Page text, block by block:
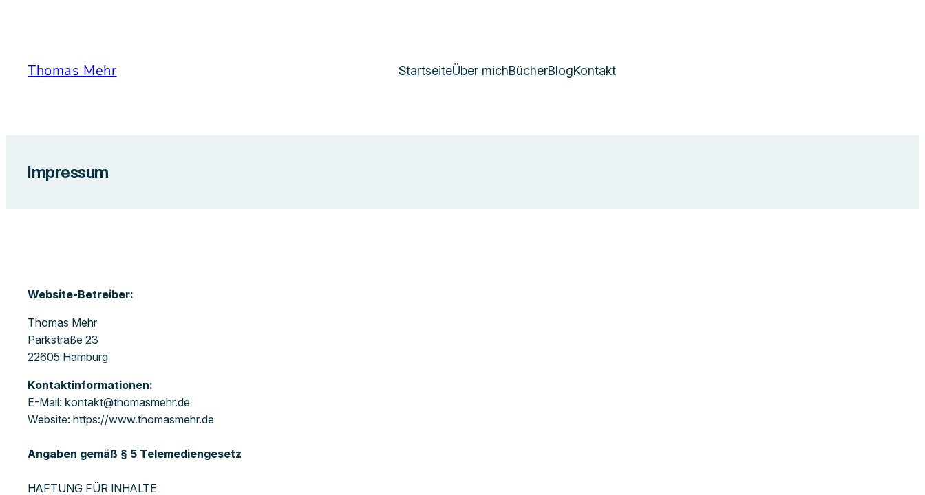
Thomas Mehr StartseiteÜber michBücherBlogKontakt
Impressum
Website-Betreiber:
Thomas Mehr
Parkstraße 23
22605 Hamburg
Kontaktinformationen:
E-Mail: kontakt@thomasmehr.de
Website: https://www.thomasmehr.de
Angaben gemäß § 5 Telemediengesetz
HAFTUNG FÜR INHALTE